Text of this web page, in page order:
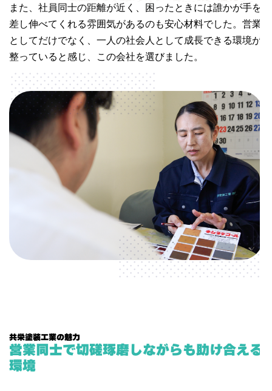
また、社員同士の距離が近く、困ったときには誰かが手を
差し伸べてくれる雰囲気があるのも安心材料でした。営業
としてだけでなく、一人の社会人として成長できる環境が
整っていると感じ、この会社を選びました。
共栄塗装工業の魅力
営業同士で切磋琢磨しながらも助け合える
環境